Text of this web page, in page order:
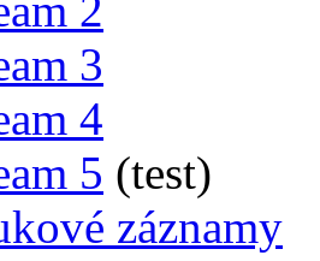
3
4
5 (test)
záznamy